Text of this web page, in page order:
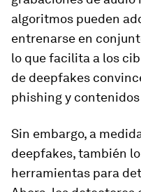
algoritmos pueden
entrenarse en
lo que facilita a los
de deepfakes
phishing y
Sin embargo, a
deepfakes, también
herramientas para